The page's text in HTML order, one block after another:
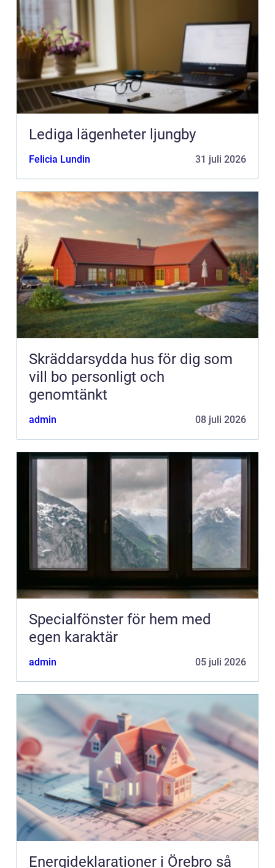
Lediga lägenheter ljungby
Felicia Lundin 31 juli 2026
Skräddarsydda hus för dig som
vill bo personligt och
genomtänkt
admin 08 juli 2026
Specialfönster för hem med
egen karaktär
admin 05 juli 2026
Energideklarationer i Örebro så